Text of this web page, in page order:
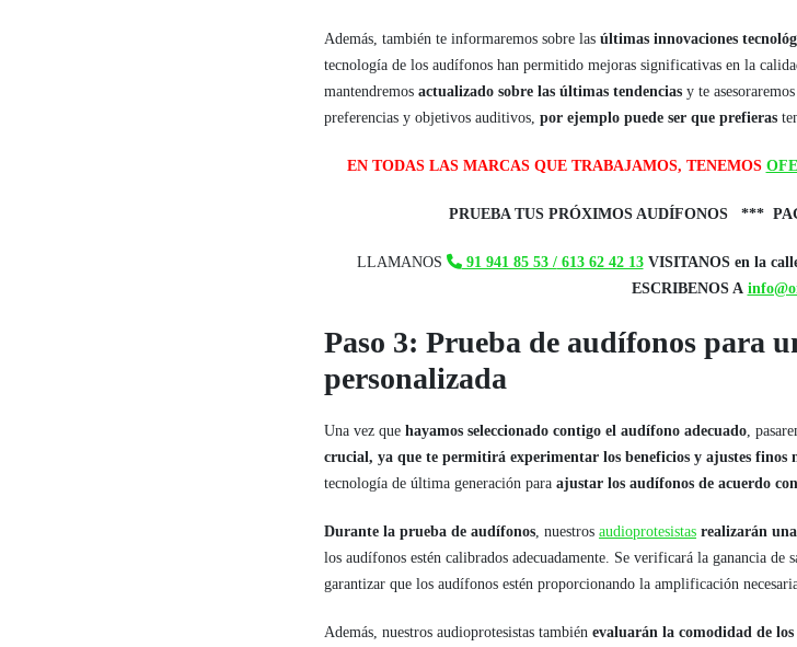
Además, también te informaremos sobre las últimas innovaciones
tecnología de los audífonos han permitido mejoras significativas en la
mantendremos actualizado sobre las últimas tendencias y te
preferencias y objetivos auditivos, por ejemplo puede ser que prefieras
EN TODAS LAS MARCAS QUE TRABAJAMOS, TENEMOS
PRUEBA TUS PRÓXIMOS AUDÍFONOS ***
LLAMANOS 91 941 85 53 /613 62 42 13VISITANOS en la
ESCRIBENOS A
Paso 3: Prueba de audífonos para
personalizada
Una vez que hayamos seleccionado contigo el audífono adecuado,
crucial, ya que te permitirá experimentar los beneficios y ajustes finos
tecnología de última generación para ajustar los audífonos de acuerdo
Durante la prueba de audífonos, nuestros audioprotesistas realizarán
los audífonos estén calibrados adecuadamente. Se verificará la ganancia de
garantizar que los audífonos estén proporcionando la amplificación
Además, nuestros audioprotesistas también evaluarán la comodidad de